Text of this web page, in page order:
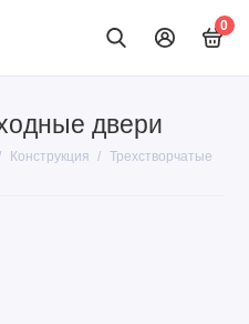
0
двери
Конструкция Трехстворчатые